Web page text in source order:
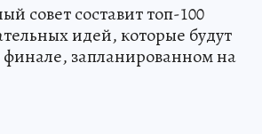
совет составит топ-100
идей, которые будут
финале, запланированном на